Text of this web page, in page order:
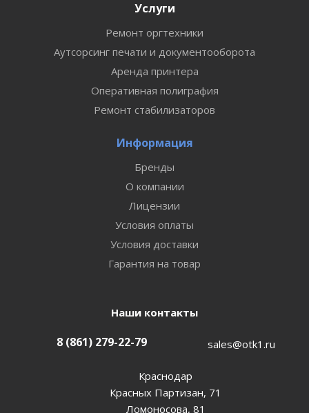
Услуги
Ремонт оргтехники
Аутсорсинг печати и документооборота
Аренда принтера
Оперативная полиграфия
Ремонт стабилизаторов
Информация
Бренды
О компании
Лицензии
Условия оплаты
Условия доставки
Гарантия на товар
Наши контакты
8 (861) 279-22-79 sales@otk1.ru
Краснодар
Красных Партизан, 71
Ломоносова, 81